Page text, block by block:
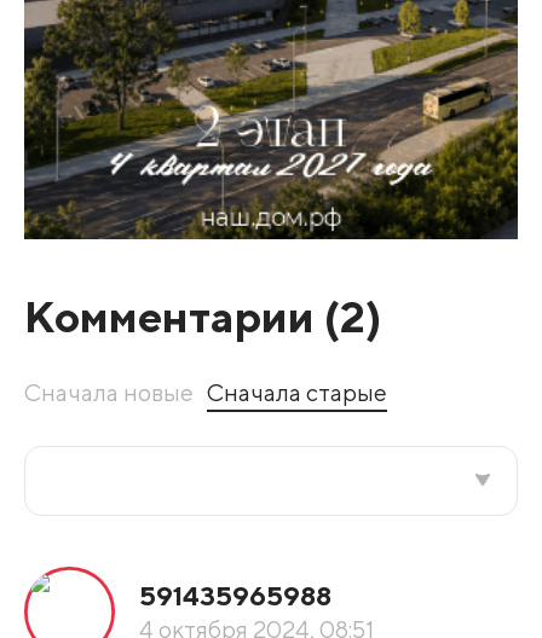
Комментарии (2)
Сначала новые Сначала старые
По рейтингу
591435965988
4 октября 2024, 08:51